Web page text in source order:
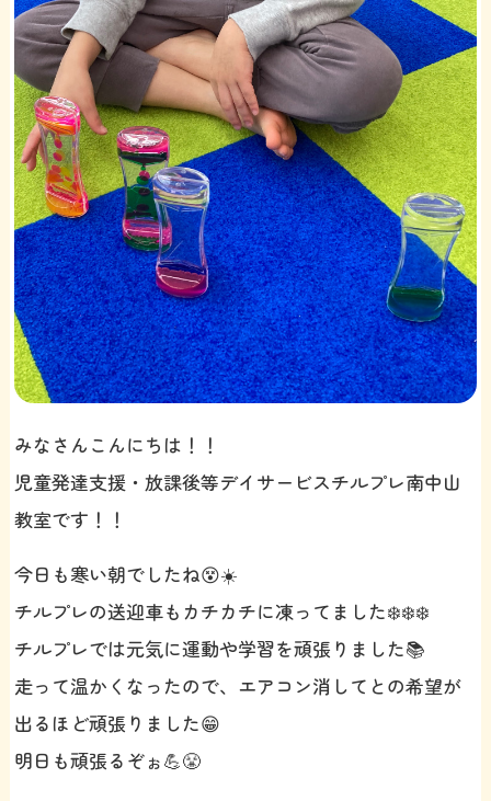
みなさんこんにちは！！
児童発達支援・放課後等デイサービスチルプレ南中山
教室です！！
今日も寒い朝でしたね😵☀️
チルプレの送迎車もカチカチに凍ってました❄️❄️❄️
チルプレでは元気に運動や学習を頑張りました📚
走って温かくなったので、エアコン消してとの希望が
出るほど頑張りました😁
明日も頑張るぞぉ💪😤